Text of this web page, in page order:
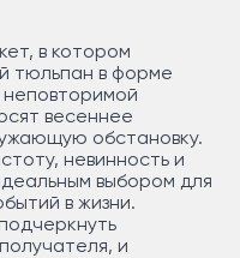
в котором
тюльпан в форме
весеннее
обстановку.
невинность и
выбором для
в жизни.
и